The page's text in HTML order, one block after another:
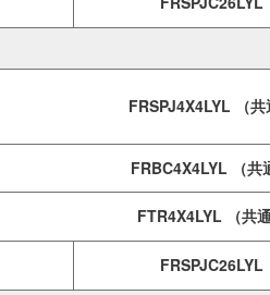
FRSPJ4X4LYL （共
FRBC4X4LYL （共
FTR4X4LYL （共
FRSPJC26LYL